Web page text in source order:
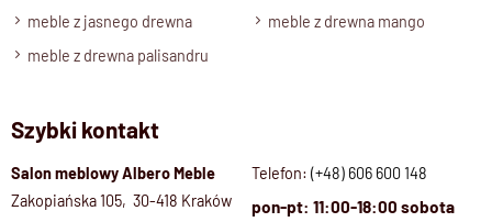
meble z jasnego drewna
meble z drewna mango
meble z drewna palisandru
Szybki kontakt
Salon meblowy Albero Meble
Zakopiańska 105, 30-418 Kraków
Telefon: (+48) 606 600 148
pon-pt: 11:00-18:00 sobota